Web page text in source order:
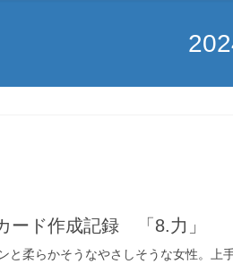
ード作成記録 「8.力」
と柔らかそうなやさしそうな女性。上